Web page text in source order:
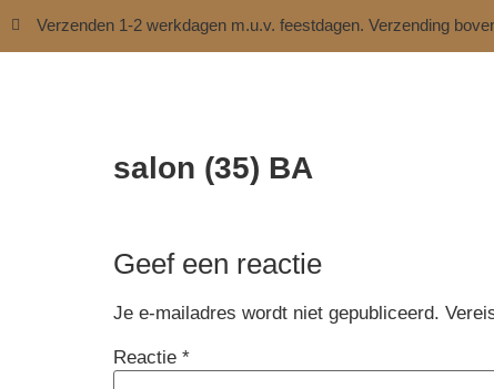
Verzenden 1-2 werkdagen m.u.v. feestdagen. Verzending
salon (35) BA
Geef een reactie
Je e-mailadres wordt niet gepubliceerd.
Reactie *